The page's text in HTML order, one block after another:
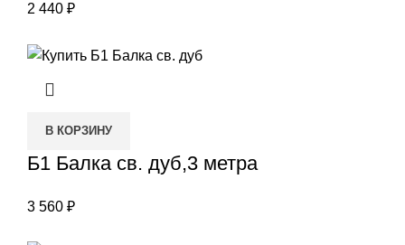
2 440 ₽
В КОРЗИНУ
Б1 Балка св. дуб,3 метра
3 560 ₽